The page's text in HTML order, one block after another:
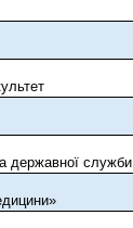
державної служби